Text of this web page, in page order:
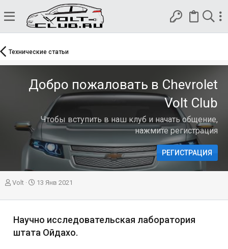
Технические статьи
Добро пожаловать в Chevrolet
Volt Club
Чтобы вступить в наш клуб и начать общение,
нажмите регистрация
РЕГИСТРАЦИЯ
А
т
р
Volt
Д
т
п
б
13 Янв 2021
Научно исследовательская лаборатория
штата Ойдахо.